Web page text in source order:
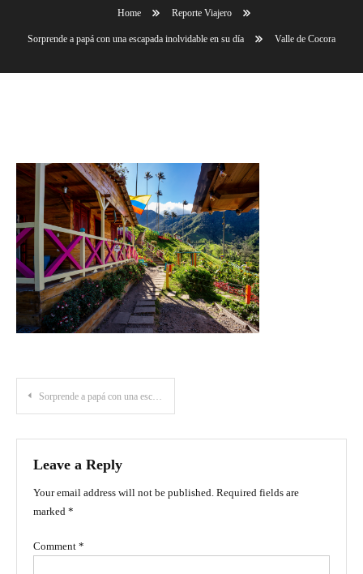
Home Reporte Viajero
Sorprende a papá con una escapada inolvidable en su día Valle de Cocora
Post
navigation
Sorprende a papá con una escapada inolvidable en su día
Leave a Reply
Your email address will not be published. Required fields are
marked *
Comment *